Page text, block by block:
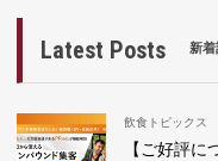
Latest Posts 新
飲食トピックス
【ご好評